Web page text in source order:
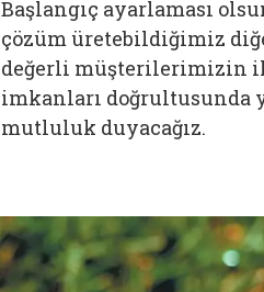
Başlangıç ayarlaması
çözüm üretebildiğimiz
değerli müşterilerimizin
imkanları doğrultusunda
mutluluk duyacağız.